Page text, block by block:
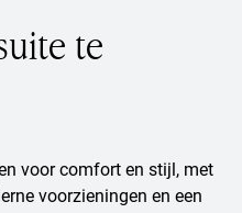
te
voor comfort en stijl, met
voorzieningen en een